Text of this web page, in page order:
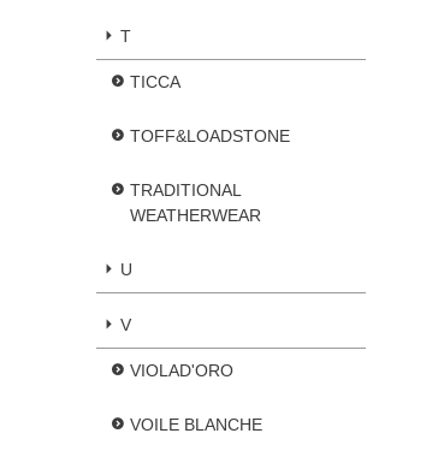
T
TICCA
TOFF&LOADSTONE
TRADITIONAL
WEATHERWEAR
U
V
VIOLAD'ORO
VOILE BLANCHE